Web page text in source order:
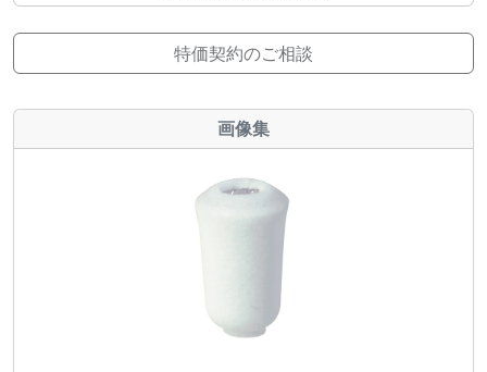
特価契約のご相談
画像集